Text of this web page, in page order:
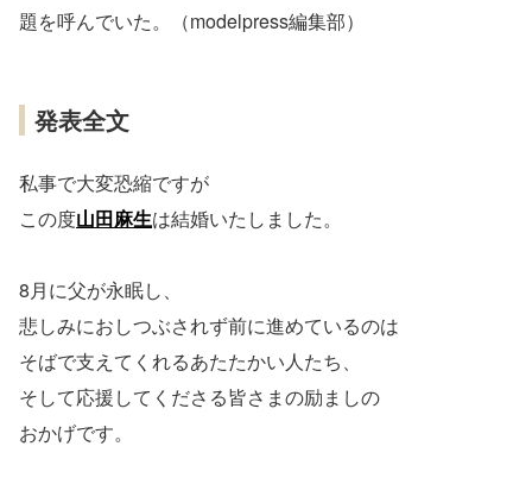
題を呼んでいた。（modelpress編集部）
発表全文
私事で大変恐縮ですが
この度山田麻生は結婚いたしました。
8月に父が永眠し、
悲しみにおしつぶされず前に進めているのは
そばで支えてくれるあたたかい人たち、
そして応援してくださる皆さまの励ましの
おかげです。